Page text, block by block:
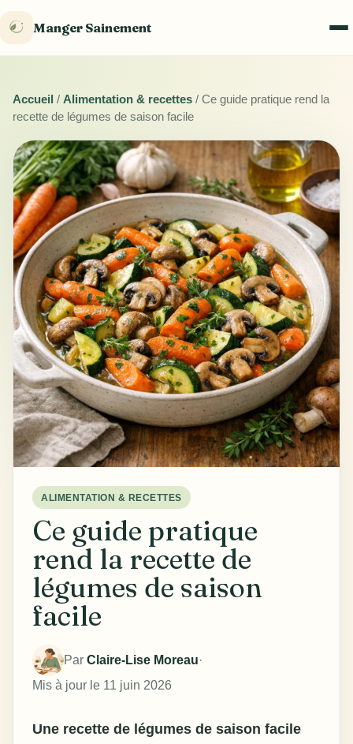
Manger Sainement
Accueil / Alimentation & recettes / Ce guide pratique rend la
recette de légumes de saison facile
ALIMENTATION & RECETTES
Ce guide pratique
rend la recette de
légumes de saison
facile
Par Claire-Lise Moreau·
Mis à jour le 11 juin 2026
Une recette de légumes de saison facile